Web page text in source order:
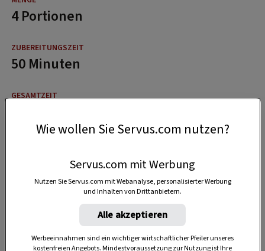
4 Portionen
50 Minuten
Wie wollen Sie Servus.com nutzen?
Servus.com mit Werbung
Nutzen Sie Servus.com mit Webanalyse, personalisierter Werbung
und Inhalten von Drittanbietern.
Alle akzeptieren
Werbeeinnahmen sind ein wichtiger wirtschaftlicher Pfeiler unseres
kostenfreien Angebots. Mindestvoraussetzung zur Nutzung ist Ihre